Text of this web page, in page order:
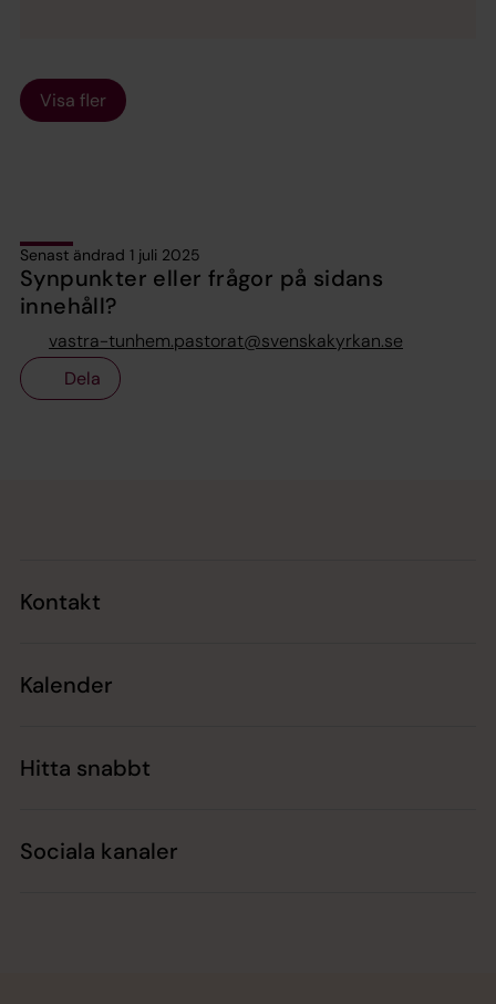
Visa fler
Senast ändrad 1 juli 2025
Synpunkter eller frågor på sidans
innehåll?
vastra-tunhem.pastorat@svenskakyrkan.se
Dela
Kontakt
Kalender
Hitta snabbt
Sociala kanaler